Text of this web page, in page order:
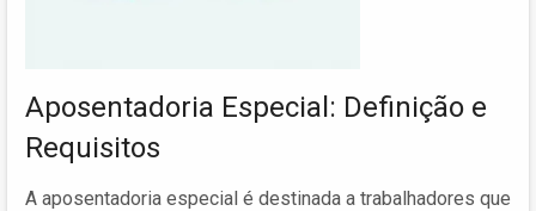
Aposentadoria Especial: Definição e
Requisitos
A aposentadoria especial é destinada a trabalhadores que